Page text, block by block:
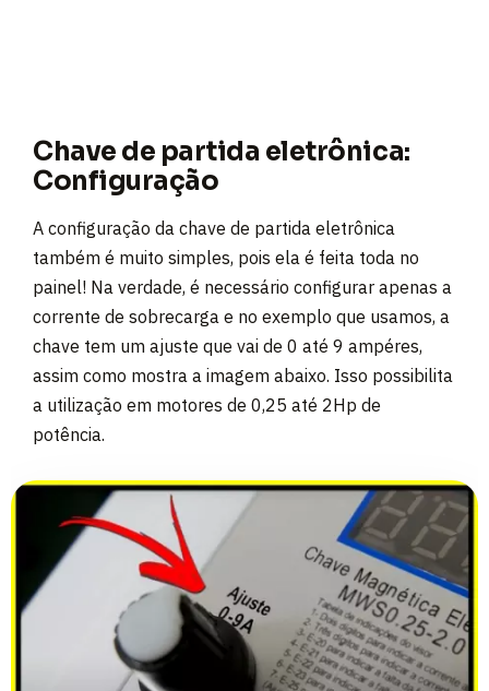
Chave de partida eletrônica:
Configuração
A configuração da chave de partida eletrônica
também é muito simples, pois ela é feita toda no
painel! Na verdade, é necessário configurar apenas a
corrente de sobrecarga e no exemplo que usamos, a
chave tem um ajuste que vai de 0 até 9 ampéres,
assim como mostra a imagem abaixo. Isso possibilita
a utilização em motores de 0,25 até 2Hp de
potência.